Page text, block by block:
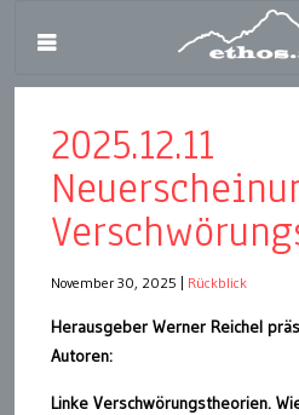
2025.12.11
November 30, 2025 Rückblick
Herausgeber Werner Reichel
Autoren:
Linke Verschwörungstheorien.